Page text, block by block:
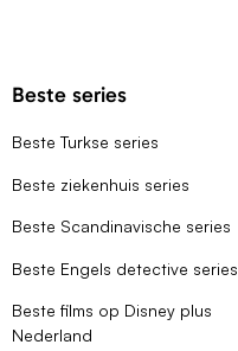
Beste series
Beste Turkse series
Beste ziekenhuis series
Beste Scandinavische series
Beste Engels detective series
Beste films op Disney plus
Nederland